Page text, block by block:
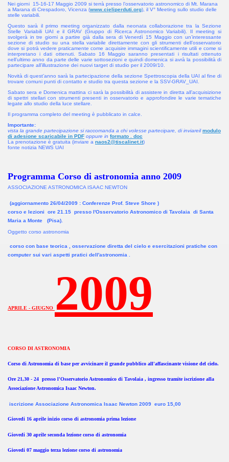
Nei giorni 15-16-17 Maggio 2009 si terrà presso l’osservatorio astronomico di Mt. Marana
a Marana di Crespadoro, Vicenza (www.cieliperduti.org), il V° Meeting sullo studio delle
stelle variabili.
Questo sarà il primo meeting organizzato dalla neonata collaborazione tra la Sezione
Stelle Variabili UAI e il GRAV (Gruppo di Ricerca Astronomico Variabili). Il meeting si
svolgerà in tre giorni a partire già dalla sera di Venerdì 15 Maggio con un’interessante
sezione di studio su una stella variabile direttamente con gli strumenti dell’osservatorio
dove si potrà vedere praticamente come acquisire immagini scientificamente utili e come si
interpretano i dati ottenuti. Sabato 16 Maggio saranno presentati i risultati ottenuto
nell’ultimo anno da parte delle varie sottosezioni e quindi domenica si avrà la possibilità di
partecipare all’illustrazione dei nuovi target di studio per il 2009/10.
Novità di quest’anno sarà la partecipazione della sezione Spettroscopia della UAI al fine di
trovare comuni punti di contatto e studio tra questa sezione e la SSV-GRAV_UAI.
Sabato sera e Domenica mattina ci sarà la possibilità di assistere in diretta all’acquisizione
di spettri stellari con strumenti presenti in osservatorio e approfondire le varie tematiche
legate allo studio della luce stellare.
Il programma completo del meeting è pubblicato in calce.
Importante:
vista la grande partecipazione si raccomanda a chi volesse partecipare, di inviareilmodulo
di adesione scaricabile in PDF oppure in formato . doc
La prenotazione è gratuita (inviare a naos2@tiscalinet.it)
fonte notizia NEWS UAI
Programma Corso di astronomia anno 2009
ASSOCIAZIONE ASTRONOMICA ISAAC NEWTON
(aggiornamento 26/04/2009 : Conferenze Prof. Steve Shore )
corso e lezioni ore 21.15 presso l'Osservatorio Astronomico di Tavolaia di Santa
Maria a Monte (Pisa).
Oggetto corso astronomia
corso con base teorica , osservazione diretta del cielo e esercitazioni pratiche con
computer sui vari aspetti pratici dell'astronomia .
APRILE - GIUGNO 2009
CORSO DI ASTRONOMIA
Corso di Astronomia di base per avvicinare il grande pubblico all'affascinante visione del cielo.
Ore 21,30 - 24 presso l'Osservatorio Astronomico di Tavolaia , ingresso tramite iscrizione alla
Associazione Astronomica Isaac Newton.
iscrizione Associazione Astronomica Isaac Newton 2009 euro 15,00
Giovedi 16 aprile inizio corso di astronomia prima lezione
Giovedi 30 aprile seconda lezione corso di astronomia
Giovedi 07 maggio terza lezione corso di astronomia